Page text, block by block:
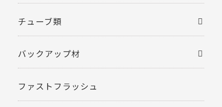
チューブ類
バックアップ材
ファストフラッシュ